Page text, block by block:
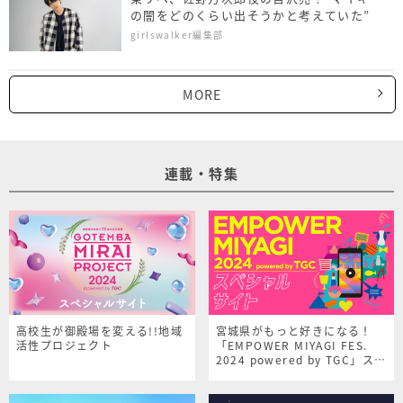
の闇をどのくらい出そうかと考えていた”
girlswalker編集部
MORE
連載・特集
高校生が御殿場を変える!!地域
活性プロジェクト
宮城県がもっと好きになる！
「EMPOWER MIYAGI FES.
2024 powered by TGC」スペ